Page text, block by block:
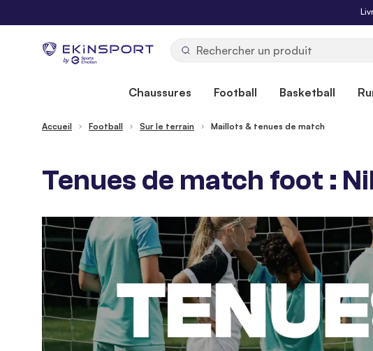
by
Chaussures Football Basketball
Accueil Football Sur le terrain Maillots & tenues de match
Tenues de match foot :